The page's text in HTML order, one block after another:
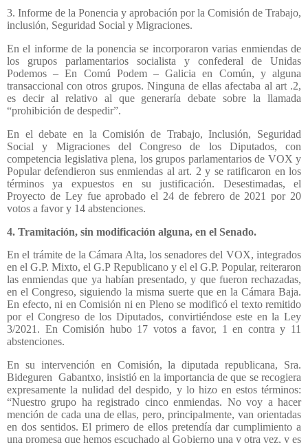
3. Informe de la Ponencia y aprobación por la Comisión de Trabajo,
inclusión, Seguridad Social y Migraciones.
En el informe de la ponencia se incorporaron varias enmiendas de
los grupos parlamentarios socialista y confederal de Unidas
Podemos – En Comú Podem – Galicia en Común, y alguna
transaccional con otros grupos. Ninguna de ellas afectaba al art .2,
es decir al relativo al que generaría debate sobre la llamada
“prohibición de despedir”.
En el debate en la Comisión de Trabajo, Inclusión, Seguridad
Social y Migraciones del Congreso de los Diputados, con
competencia legislativa plena, los grupos parlamentarios de VOX y
Popular defendieron sus enmiendas al art. 2 y se ratificaron en los
términos ya expuestos en su justificación. Desestimadas, el
Proyecto de Ley fue aprobado el 24 de febrero de 2021 por 20
votos a favor y 14 abstenciones.
4. Tramitación, sin modificación alguna, en el Senado.
En el trámite de la Cámara Alta, los senadores del VOX, integrados
en el G.P. Mixto, el G.P Republicano y el el G.P. Popular, reiteraron
las enmiendas que ya habían presentado, y que fueron rechazadas,
en el Congreso, siguiendo la misma suerte que en la Cámara Baja.
En efecto, ni en Comisión ni en Pleno se modificó el texto remitido
por el Congreso de los Diputados, convirtiéndose este en la Ley
3/2021. En Comisión hubo 17 votos a favor, 1 en contra y 11
abstenciones.
En su intervención en Comisión, la diputada republicana, Sra.
Bideguren Gabantxo, insistió en la importancia de que se recogiera
expresamente la nulidad del despido, y lo hizo en estos términos:
“Nuestro grupo ha registrado cinco enmiendas. No voy a hacer
mención de cada una de ellas, pero, principalmente, van orientadas
en dos sentidos. El primero de ellos pretendía dar cumplimiento a
una promesa que hemos escuchado al Gobierno una y otra vez, y es